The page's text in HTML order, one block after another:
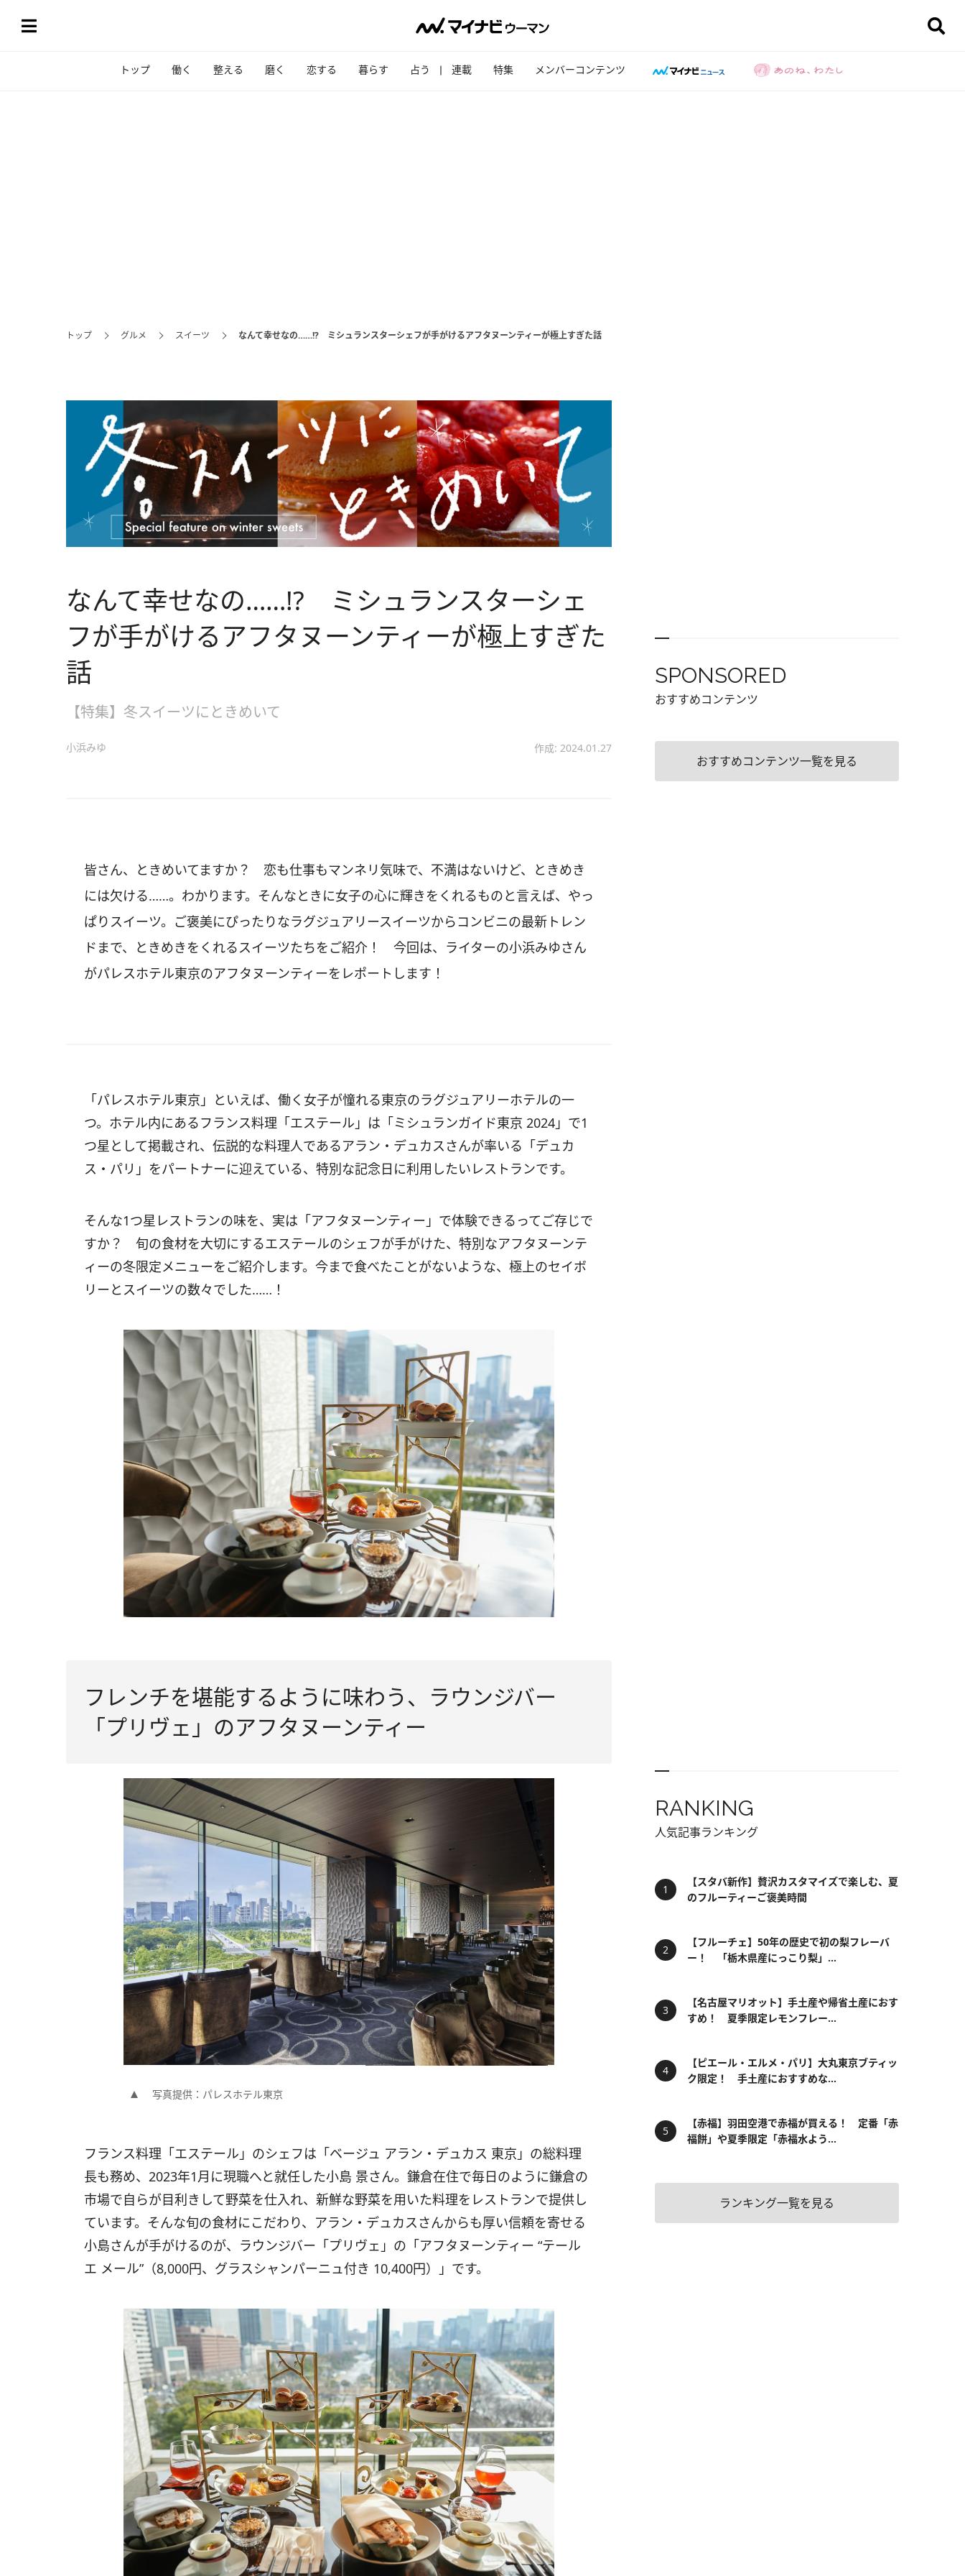
トップ 働く 整える 磨く 恋する 暮らす 占う 連載 特集 メンバーコンテンツ
トップ グルメ スイーツ なんて幸せなの……!? ミシュランスターシェフが手がけるアフタヌーンティーが極上すぎた話
なんて幸せなの……!? ミシュランスターシェ
フが手がけるアフタヌーンティーが極上すぎた
話
【特集】冬スイーツにときめいて
小浜みゆ 作成: 2024.01.27
皆さん、ときめいてますか？ 恋も仕事もマンネリ気味で、不満はないけど、ときめき
には欠ける……。わかります。そんなときに女子の心に輝きをくれるものと言えば、やっ
ぱりスイーツ。ご褒美にぴったりなラグジュアリースイーツからコンビニの最新トレン
ドまで、ときめきをくれるスイーツたちをご紹介！ 今回は、ライターの小浜みゆさん
がパレスホテル東京のアフタヌーンティーをレポートします！
「パレスホテル東京」といえば、働く女子が憧れる東京のラグジュアリーホテルの一
つ。ホテル内にあるフランス料理「エステール」は「ミシュランガイド東京 2024」で1
つ星として掲載され、伝説的な料理人であるアラン・デュカスさんが率いる「デュカ
ス・パリ」をパートナーに迎えている、特別な記念日に利用したいレストランです。
そんな1つ星レストランの味を、実は「アフタヌーンティー」で体験できるってご存じで
すか？ 旬の食材を大切にするエステールのシェフが手がけた、特別なアフタヌーンテ
ィーの冬限定メニューをご紹介します。今まで食べたことがないような、極上のセイボ
リーとスイーツの数々でした……！
フレンチを堪能するように味わう、ラウンジバー
「プリヴェ」のアフタヌーンティー
写真提供：パレスホテル東京
フランス料理「エステール」のシェフは「ベージュ アラン・デュカス 東京」の総料理
長も務め、2023年1月に現職へと就任した小島 景さん。鎌倉在住で毎日のように鎌倉の
市場で自らが目利きして野菜を仕入れ、新鮮な野菜を用いた料理をレストランで提供し
ています。そんな旬の食材にこだわり、アラン・デュカスさんからも厚い信頼を寄せる
小島さんが手がけるのが、ラウンジバー「プリヴェ」の「アフタヌーンティー “テール
エ メール”（8,000円、グラスシャンパーニュ付き 10,400円）」です。
SPONSORED
おすすめコンテンツ
おすすめコンテンツ一覧を見る
RANKING
人気記事ランキング
【スタバ新作】贅沢カスタマイズで楽しむ、夏
のフルーティーご褒美時間
【フルーチェ】50年の歴史で初の梨フレーバ
ー！ 「栃木県産にっこり梨」...
【名古屋マリオット】手土産や帰省土産におす
すめ！ 夏季限定レモンフレー...
【ピエール・エルメ・パリ】大丸東京ブティッ
ク限定！ 手土産におすすめな...
【赤福】羽田空港で赤福が買える！ 定番「赤
福餅」や夏季限定「赤福水よう...
ランキング一覧を見る